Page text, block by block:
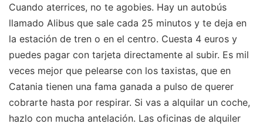
Cuando aterrices, no te agobies. Hay un autobús
llamado Alibus que sale cada 25 minutos y te deja en
la estación de tren o en el centro. Cuesta 4 euros y
puedes pagar con tarjeta directamente al subir. Es mil
veces mejor que pelearse con los taxistas, que en
Catania tienen una fama ganada a pulso de querer
cobrarte hasta por respirar. Si vas a alquilar un coche,
hazlo con mucha antelación. Las oficinas de alquiler